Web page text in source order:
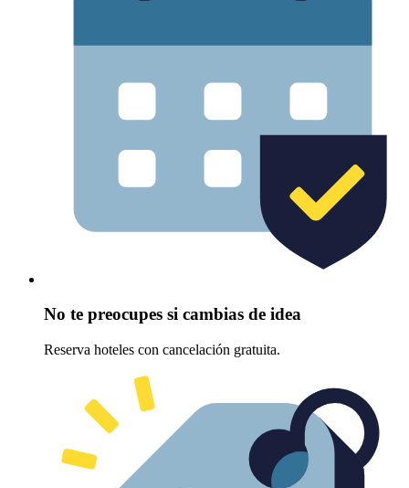
No te preocupes si cambias de idea
Reserva hoteles con cancelación gratuita.